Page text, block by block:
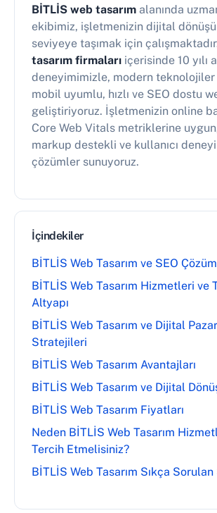
BİTLİS web tasarım alanında
ekibimiz, işletmenizin dijital
seviyeye taşımak için
tasarım firmaları içerisinde 10 yılı
deneyimimizle, modern
mobil uyumlu, hızlı ve SEO dostu
geliştiriyoruz. İşletmenizin online
Core Web Vitals metriklerine
markup destekli ve kullanıcı
çözümler sunuyoruz.
İçindekiler
BİTLİS Web Tasarım ve SEO
BİTLİS Web Tasarım Hizmetleri ve
Altyapı
BİTLİS Web Tasarım ve Dijital
Stratejileri
BİTLİS Web Tasarım Avantajları
BİTLİS Web Tasarım ve Dijital
BİTLİS Web Tasarım Fiyatları
Neden BİTLİS Web Tasarım
Tercih Etmelisiniz?
BİTLİS Web Tasarım Sıkça